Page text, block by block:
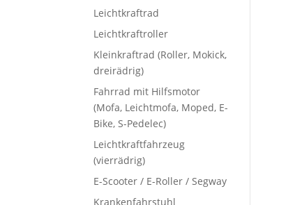
Leichtkraftrad
Leichtkraftroller
Kleinkraftrad (Roller, Mokick,
dreirädrig)
Fahrrad mit Hilfsmotor
(Mofa, Leichtmofa, Moped, E-
Bike, S-Pedelec)
Leichtkraftfahrzeug
(vierrädrig)
E-Scooter / E-Roller / Segway
Krankenfahrstuhl